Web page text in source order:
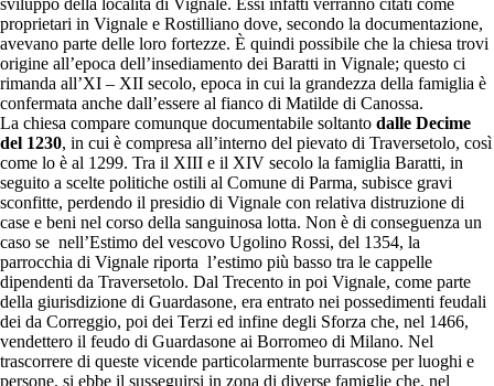
sviluppo della località di Vignale. Essi infatti verranno citati come
proprietari in Vignale e Rostilliano dove, secondo la documentazione,
avevano parte delle loro fortezze. È quindi possibile che la chiesa trovi
origine all’epoca dell’insediamento dei Baratti in Vignale; questo ci
rimanda all’XI – XII secolo, epoca in cui la grandezza della famiglia è
confermata anche dall’essere al fianco di Matilde di Canossa.
La chiesa compare comunque documentabile soltanto dalle Decime
del 1230, in cui è compresa all’interno del pievato di Traversetolo, così
come lo è al 1299. Tra il XIII e il XIV secolo la famiglia Baratti, in
seguito a scelte politiche ostili al Comune di Parma, subisce gravi
sconfitte, perdendo il presidio di Vignale con relativa distruzione di
case e beni nel corso della sanguinosa lotta. Non è di conseguenza un
caso se nell’Estimo del vescovo Ugolino Rossi, del 1354, la
parrocchia di Vignale riporta l’estimo più basso tra le cappelle
dipendenti da Traversetolo. Dal Trecento in poi Vignale, come parte
della giurisdizione di Guardasone, era entrato nei possedimenti feudali
dei da Correggio, poi dei Terzi ed infine degli Sforza che, nel 1466,
vendettero il feudo di Guardasone ai Borromeo di Milano. Nel
trascorrere di queste vicende particolarmente burrascose per luoghi e
persone, si ebbe il susseguirsi in zona di diverse famiglie che, nel